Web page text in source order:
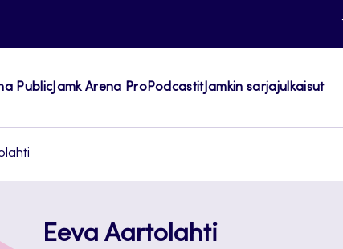
PublicJamk Arena ProPodcastitJamkin sarjajulkaisut
Eeva Aartolahti